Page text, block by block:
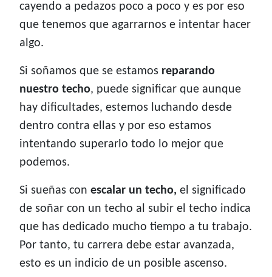
cayendo a pedazos poco a poco y es por eso
que tenemos que agarrarnos e intentar hacer
algo.
Si soñamos que se estamos reparando
nuestro techo, puede significar que aunque
hay dificultades, estemos luchando desde
dentro contra ellas y por eso estamos
intentando superarlo todo lo mejor que
podemos.
Si sueñas con escalar un techo, el significado
de soñar con un techo al subir el techo indica
que has dedicado mucho tiempo a tu trabajo.
Por tanto, tu carrera debe estar avanzada,
esto es un indicio de un posible ascenso.